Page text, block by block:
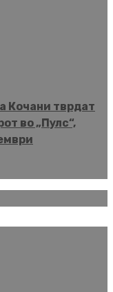
Кочани тврдат
во „Пулс“,